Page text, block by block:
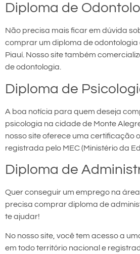
Diploma de
Não precisa mais ficar em dúvida
comprar um diploma de odontologia
Piauí. Nosso site também
de odontologia.
Diploma de
A boa notícia para quem deseja
psicologia na cidade de Monte
nosso site oferece uma certificação
registrada pelo MEC (Ministério da
Diploma de
Quer conseguir um emprego na
precisa comprar diploma de
te ajudar!
No nosso site, você tem acesso a
em todo território nacional e